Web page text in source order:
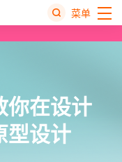
菜单
你在设计
型设计